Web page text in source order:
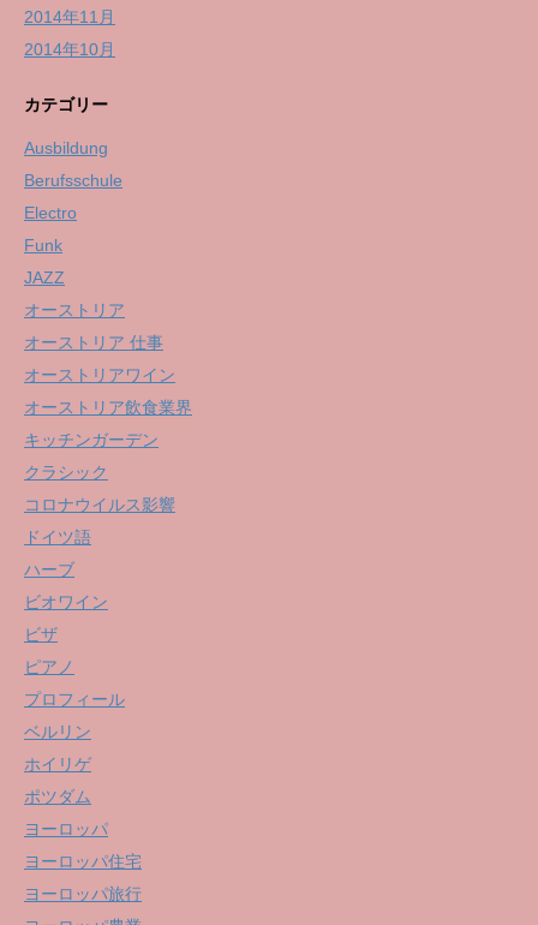
2014年11月
2014年10月
カテゴリー
Ausbildung
Berufsschule
Electro
Funk
JAZZ
オーストリア
オーストリア 仕事
オーストリアワイン
オーストリア飲食業界
キッチンガーデン
クラシック
コロナウイルス影響
ドイツ語
ハーブ
ビオワイン
ビザ
ピアノ
プロフィール
ベルリン
ホイリゲ
ポツダム
ヨーロッパ
ヨーロッパ住宅
ヨーロッパ旅行